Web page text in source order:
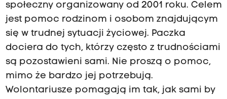
społeczny organizowany od 2001 roku. Celem
jest pomoc rodzinom i osobom znajdującym
się w trudnej sytuacji życiowej. Paczka
dociera do tych, którzy często z trudnościami
są pozostawieni sami. Nie proszą o pomoc,
mimo że bardzo jej potrzebują.
Wolontariusze pomagają im tak, jak sami by
d
o
w
i